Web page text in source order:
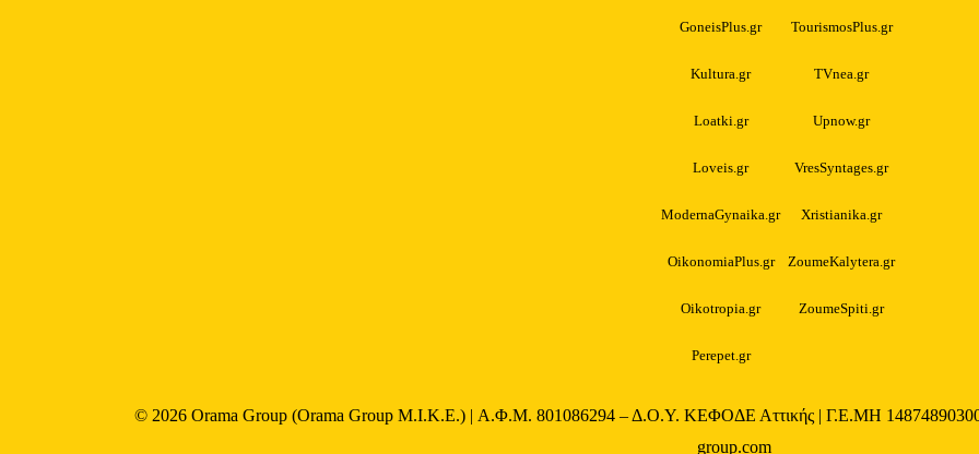
GoneisPlus.gr TourismosPlus.gr
Kultura.gr TVnea.gr
Loatki.gr Upnow.gr
Loveis.gr VresSyntages.gr
ModernaGynaika.gr Xristianika.gr
OikonomiaPlus.gr ZoumeKalytera.gr
Oikotropia.gr ZoumeSpiti.gr
Perepet.gr
© 2026 Orama Group (Orama Group Μ.Ι.Κ.Ε.) | Α.Φ.Μ. 801086294 – Δ.Ο.Υ. ΚΕΦΟΔΕ Αττικής | Γ.Ε.ΜΗ
group.com